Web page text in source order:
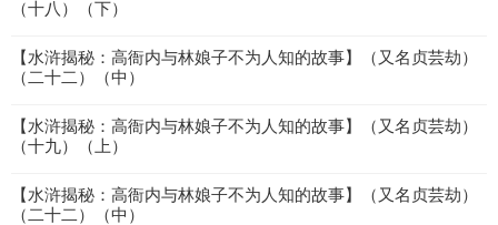
（十八）（下）
【水浒揭秘：高衙内与林娘子不为人知的故事】（又名贞芸劫）
（二十二）（中）
【水浒揭秘：高衙内与林娘子不为人知的故事】（又名贞芸劫）
（十九）（上）
【水浒揭秘：高衙内与林娘子不为人知的故事】（又名贞芸劫）
（二十二）（中）